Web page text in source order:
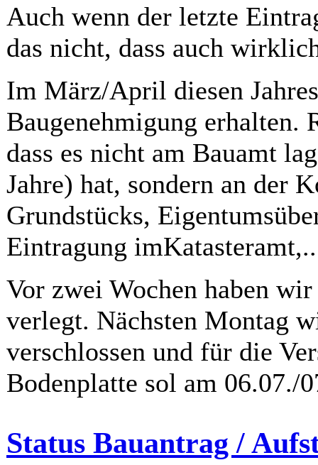
Auch wenn der letzte
das nicht, dass auch
Im März/April diesen
Baugenehmigung erhalten.
dass es nicht am Bauamt
Jahre) hat, sondern an der
Grundstücks,
Eintragung
Vor zwei Wochen haben
verlegt. Nächsten Montag
verschlossen und für die
Bodenplatte sol am 06.07./
Status Bauantrag /